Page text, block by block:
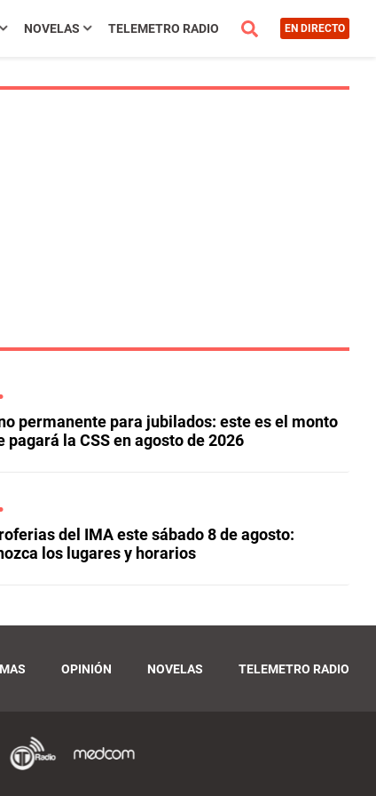
NOVELAS TELEMETRO RADIO EN DIRECTO
permanente para jubilados: este es el monto
pagará la CSS en agosto de 2026
del IMA este sábado 8 de agosto:
los lugares y horarios
OPINIÓN NOVELAS TELEMETRO RADIO